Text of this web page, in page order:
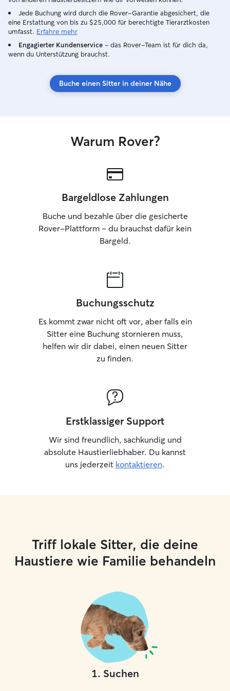
orientieren, sondern am Wohlbefinden
des Tieres. Mir ist wichtig, dass das Tier
nicht „betreut wird“, sondern sich wie in
einer sicheren, vertrauten Umgebung
fühlt. Ich arbeite mit Wiederholung,
ruhigen Übergängen und kleinen
wie ein vertrauter Alltag, nur mit
zusätzlicher Aufmerksamkeit und
Qualität statt Hektik bekommt: lange,
Beisammensein, je nachdem, was
sich Tiere nicht „angepasst“, sondern
gestalte ich die Betreuung so, dass sie
sich möglichst nah an ihrem gewohnten
Zuhause und Verhalten orientiert. Wenn
unverändert – gleiche Abläufe, gleiche
Signale, gleiche Sicherheit. Wenn das
strukturierte Atmosphäre ohne
Überreizung, mit klaren Rückzugsorten
und viel Raum zum Ankommen. Ich
arbeite sehr aufmerksam mit
Körpersprache und Energie des Tieres,
statt es einfach „zu beschäftigen“.
erzwungen wird. Durch meine
langjährige Erfahrung mit Katzen und
Umgebungen – habe ich gelernt, dass
echte Sicherheit nicht durch Kontrolle
entsteht, sondern durch ruhige Präsenz,
Geduld und konstante Verlässlichkeit.
Jede Buchung wird durch die Rover-Garantie abgesichert, die
eine Erstattung von bis zu $25,000 für berechtigte Tierarztkosten
umfasst. Erfahre mehr
Engagierter Kundenservice – das Rover-Team ist für dich da,
wenn du Unterstützung brauchst.
Buche einen Sitter in deiner Nähe
Warum Rover?
Bargeldlose Zahlungen
Buche und bezahle über die gesicherte
Rover-Plattform – du brauchst dafür kein
Bargeld.
Buchungsschutz
Es kommt zwar nicht oft vor, aber falls ein
Sitter eine Buchung stornieren muss,
helfen wir dir dabei, einen neuen Sitter
zu finden.
Erstklassiger Support
Wir sind freundlich, sachkundig und
absolute Haustierliebhaber. Du kannst
uns jederzeit kontaktieren.
Triff lokale Sitter, die deine
Haustiere wie Familie behandeln
1. Suchen